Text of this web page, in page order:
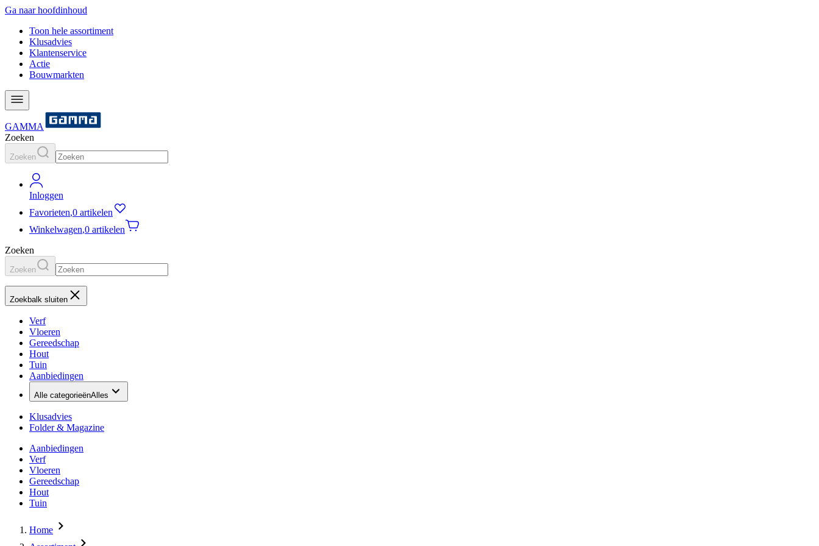
Ga naar hoofdinhoud
Toon hele assortiment
Klusadvies
Klantenservice
Actie
Bouwmarkten
GAMMA
Zoeken
Zoeken
Inloggen
Favorieten,0 artikelen
Winkelwagen,0 artikelen
Zoeken
Zoeken
Zoekbalk sluiten
Verf
Vloeren
Gereedschap
Hout
Tuin
Aanbiedingen
Alle categorieënAlles
Klusadvies
Folder & Magazine
Aanbiedingen
Verf
Vloeren
Gereedschap
Hout
Tuin
Home